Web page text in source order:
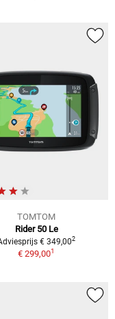
TOMTOM
Rider 50 Le
€ 349,002
€ 299,001